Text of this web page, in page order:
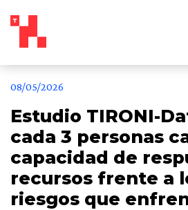
08/05/2026
Estudio TIRONI-
cada 3 personas
capacidad de
recursos frente a
riesgos que